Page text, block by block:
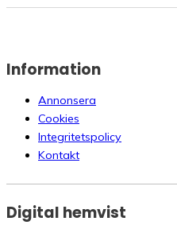
Information
Annonsera
Cookies
Integritetspolicy
Kontakt
Digital hemvist